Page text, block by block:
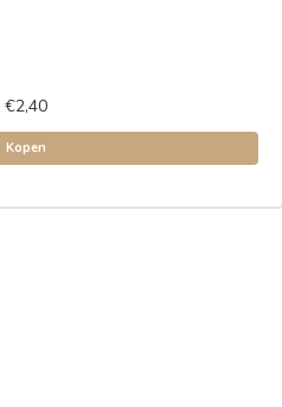
€2,40
Kopen